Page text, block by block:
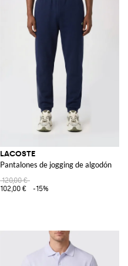
LACOSTE
Pantalones de jogging de algodón
120,00 €
102,00 €
-15%